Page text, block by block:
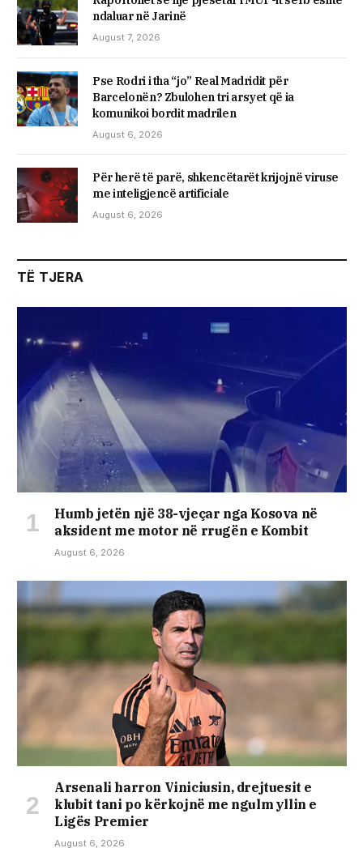
ndaluar në Jarinë
August 7, 2026
Pse Rodri i tha “jo” Real Madridit për
Barcelonën? Zbulohen tri arsyet që ia
komunikoi bordit madrilen
August 6, 2026
Për herë të parë, shkencëtarët krijojnë viruse
me inteligjencë artificiale
August 6, 2026
TË TJERA
Humb jetën një 38-vjeçar nga Kosova në
aksident me motor në rrugën e Kombit
August 6, 2026
Arsenali harron Viniciusin, drejtuesit e
klubit tani po kërkojnë me ngulm yllin e
Ligës Premier
August 6, 2026